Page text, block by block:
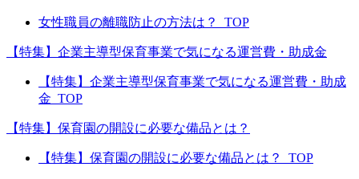
女性職員の離職防止の方法は？_TOP
【特集】企業主導型保育事業で気になる運営費・助成金
【特集】企業主導型保育事業で気になる運営費・助成
金_TOP
【特集】保育園の開設に必要な備品とは？
【特集】保育園の開設に必要な備品とは？_TOP